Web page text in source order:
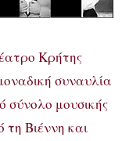
Κρήτης
συναυλία
σύνολο μουσικής
Βιέννη και